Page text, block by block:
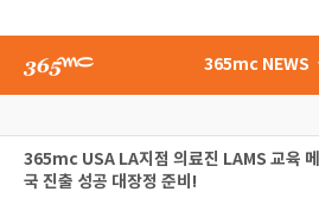
365mc NEWS
365mc USA LA지점 의료진 LAMS 교육
국 진출 성공 대장정 준비!